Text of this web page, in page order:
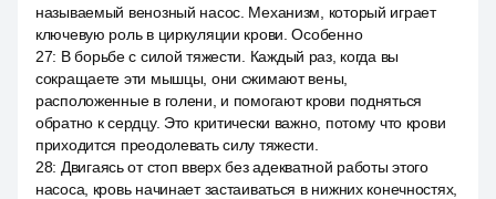
называемый венозный насос. Механизм, который играет
ключевую роль в циркуляции крови. Особенно
27: В борьбе с силой тяжести. Каждый раз, когда вы
сокращаете эти мышцы, они сжимают вены,
расположенные в голени, и помогают крови подняться
обратно к сердцу. Это критически важно, потому что крови
приходится преодолевать силу тяжести.
28: Двигаясь от стоп вверх без адекватной работы этого
насоса, кровь начинает застаиваться в нижних конечностях,